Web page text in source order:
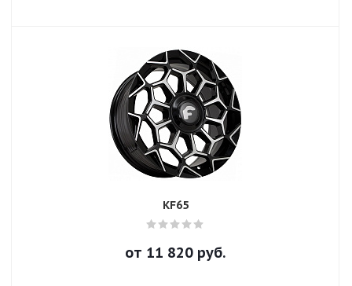
KF65
от 11 820 руб.